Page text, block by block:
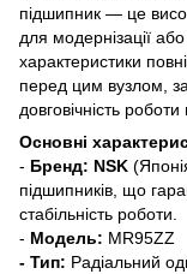
підшипник — це
для модернізації
характеристики
перед цим вузлом,
довговічність
Основні
- Бренд: NSK
підшипників, що
стабільність роботи.
- Модель: MR95ZZ
- Тип: Радіальний